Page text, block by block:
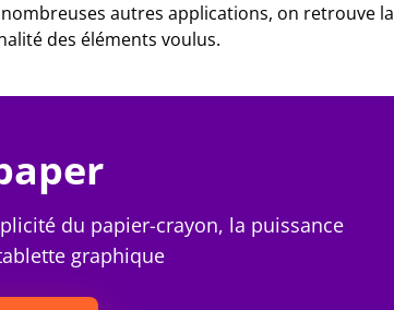
autres applications, on retrouve la
des éléments voulus.
du papier-crayon, la puissance
graphique